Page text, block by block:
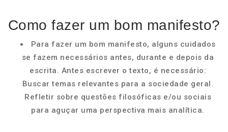
Como fazer um bom manifesto?
Para fazer um bom manifesto, alguns cuidados
se fazem necessários antes, durante e depois da
escrita. Antes escrever o texto, é necessário:
Buscar temas relevantes para a sociedade geral.
Refletir sobre questões filosóficas e/ou sociais
para aguçar uma perspectiva mais analítica.